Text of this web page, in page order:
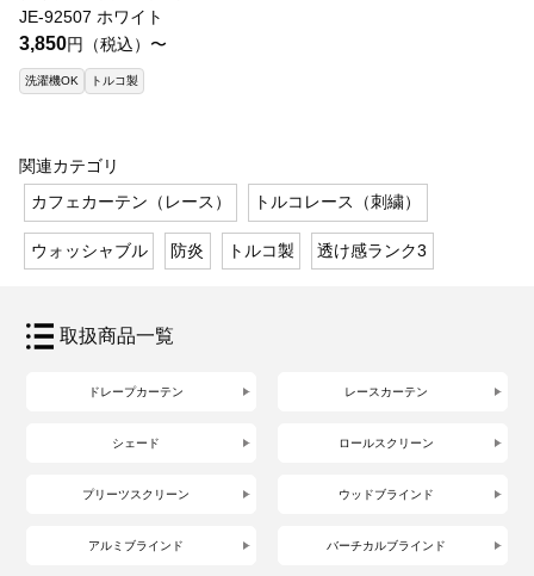
JE-92507 ホワイト
3,850円（税込）〜
洗濯機OK トルコ製
関連カテゴリ
カフェカーテン（レース）
トルコレース（刺繍）
ウォッシャブル 防炎 トルコ製 透け感ランク3
取扱商品一覧
ドレープカーテン レースカーテン
シェード ロールスクリーン
プリーツスクリーン ウッドブラインド
アルミブラインド バーチカルブラインド